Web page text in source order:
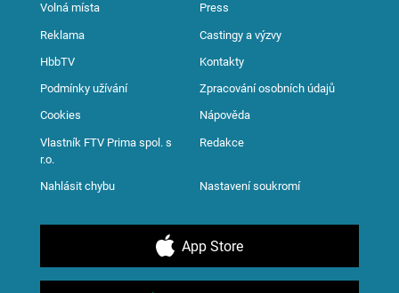
Volná místa Press
Reklama Castingy a výzvy
HbbTV Kontakty
Podmínky užívání Zpracování osobních údajů
Cookies Nápověda
Vlastník FTV Prima spol. s
r.o.
Redakce
Nahlásit chybu Nastavení soukromí
App Store